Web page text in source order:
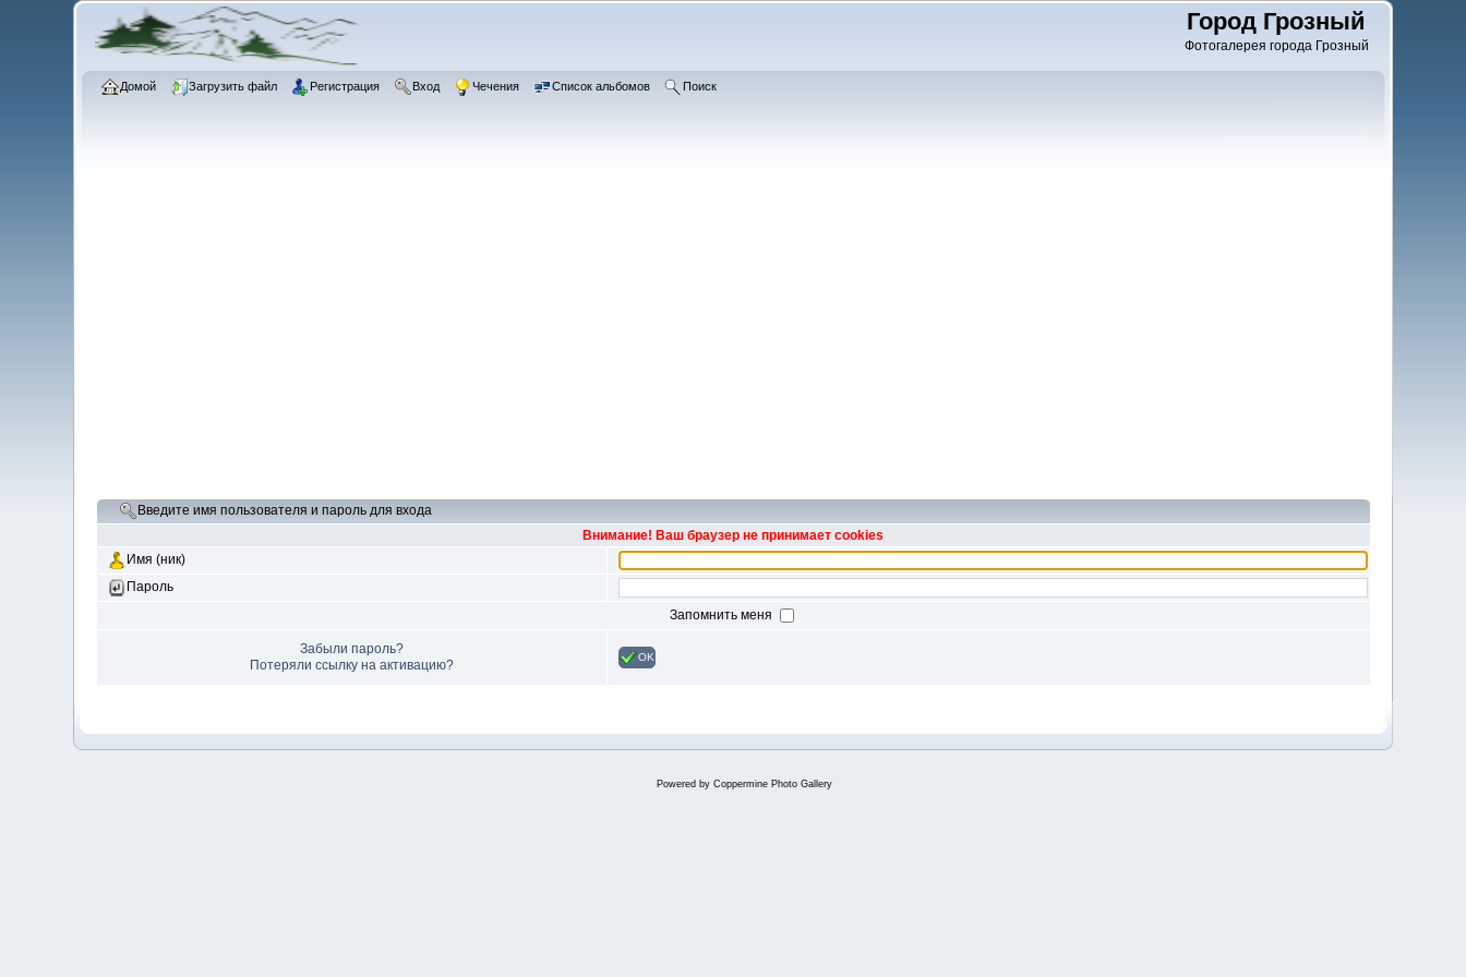
Город Грозный
Фотогалерея города Грозный
Домой Загрузить файл Регистрация Вход Чечения Список альбомов Поиск
Введите имя пользователя и пароль для входа
Внимание! Ваш браузер не принимает cookies
Имя (ник)
Пароль
Запомнить меня
Забыли пароль?
Потеряли ссылку на активацию?
OK
Powered by Coppermine Photo Gallery